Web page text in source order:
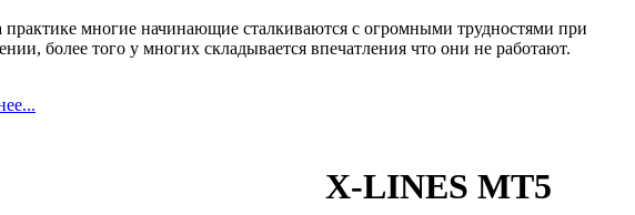
практике многие начинающие сталкиваются с огромными трудностями при
более того у многих складывается впечатления что они не работают.
X-LINES MT5